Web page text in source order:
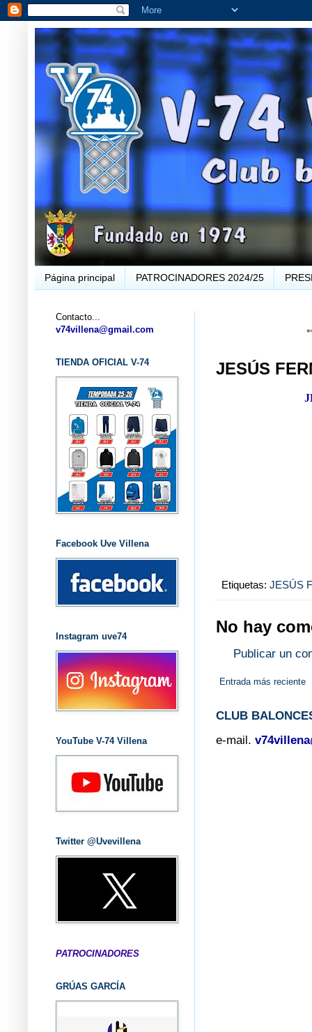
Página principal PATROCINADORES 2024/25
...
JESÚS
Etiquetas: JESÚS
No hay
Publicar un
Entrada más reciente
CLUB
e-mail.
Contacto...
v74villena@gmail.com
TIENDA OFICIAL V-74
Facebook Uve Villena
Instagram uve74
YouTube V-74 Villena
Twitter @Uvevillena
PATROCINADORES
GRÚAS GARCÍA